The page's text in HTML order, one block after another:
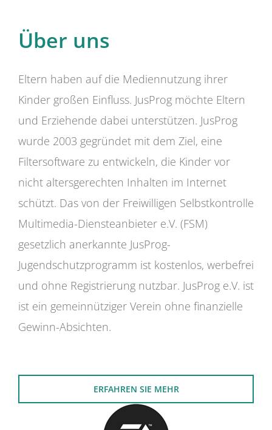
Über uns
Eltern haben auf die Mediennutzung ihrer
Kinder großen Einfluss. JusProg möchte Eltern
und Erziehende dabei unterstützen. JusProg
wurde 2003 gegründet mit dem Ziel, eine
Filtersoftware zu entwickeln, die Kinder vor
nicht altersgerechten Inhalten im Internet
schützt. Das von der Freiwilligen Selbstkontrolle
Multimedia-Diensteanbieter e.V. (FSM)
gesetzlich anerkannte JusProg-
Jugendschutzprogramm ist kostenlos, werbefrei
und ohne Registrierung nutzbar. JusProg e.V. ist
ist ein gemeinnütziger Verein ohne finanzielle
Gewinn-Absichten.
ERFAHREN SIE MEHR